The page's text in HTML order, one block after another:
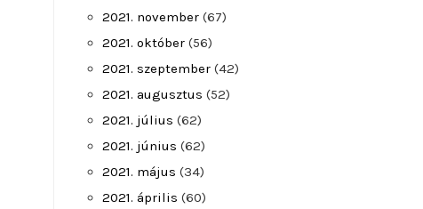
2021. november (67)
2021. október (56)
2021. szeptember (42)
2021. augusztus (52)
2021. július (62)
2021. június (62)
2021. május (34)
2021. április (60)